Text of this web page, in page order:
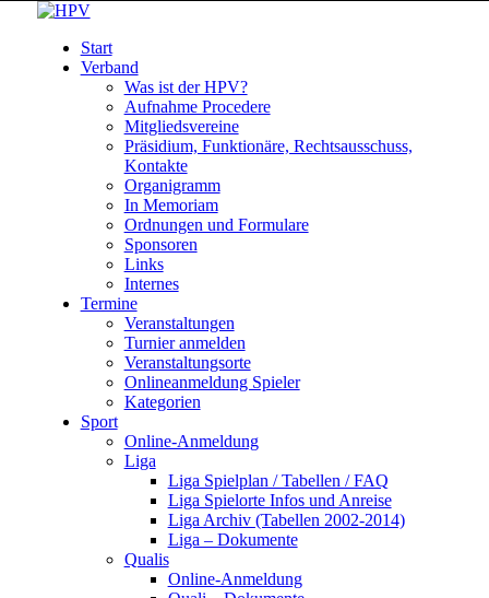
Start
Verband
Was ist der HPV?
Aufnahme Procedere
Mitgliedsvereine
Präsidium, Funktionäre, Rechtsausschuss,
Kontakte
Organigramm
In Memoriam
Ordnungen und Formulare
Sponsoren
Links
Internes
Termine
Veranstaltungen
Turnier anmelden
Veranstaltungsorte
Onlineanmeldung Spieler
Kategorien
Sport
Online-Anmeldung
Liga
Liga Spielplan / Tabellen / FAQ
Liga Spielorte Infos und Anreise
Liga Archiv (Tabellen 2002-2014)
Liga – Dokumente
Qualis
Online-Anmeldung